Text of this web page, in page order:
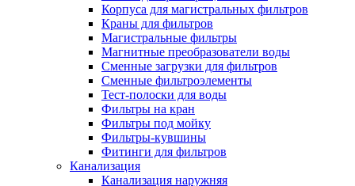
Новости и Акции
Оплата и доставка
Сервис-центр
Адреса Сервис-центров
Корпуса для магистральных фильтров
Краны для фильтров
Магистральные фильтры
Магнитные преобразователи воды
Сменные загрузки для фильтров
Сменные фильтроэлементы
Тест-полоски для воды
Фильтры на кран
Фильтры под мойку
Фильтры-кувшины
Фитинги для фильтров
Канализация
Канализация наружняя